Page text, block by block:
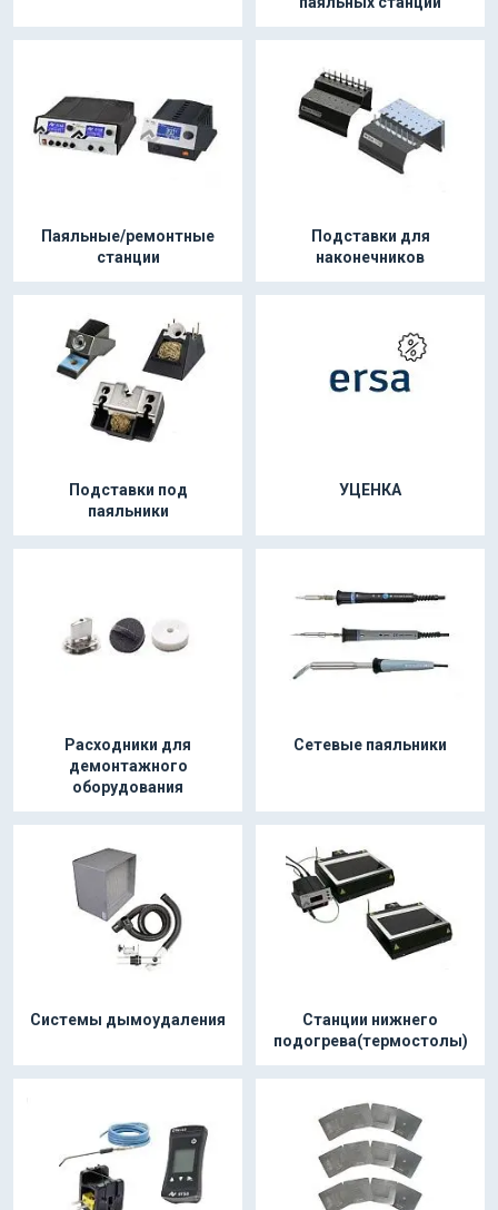
Паяльные/ремонтные
станции
Подставки для
наконечников
Подставки под
паяльники
УЦЕНКА
Расходники для
демонтажного
оборудования
Сетевые паяльники
Системы дымоудаления
Станции нижнего
подогрева(термостолы)